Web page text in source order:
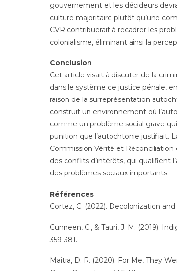
gouvernement et les décideurs
culture majoritaire plutôt qu’une
CVR contribuerait à recadrer les
colonialisme, éliminant ainsi la
Conclusion
Cet article visait à discuter de la
dans le système de justice pénale,
raison de la surreprésentation
construit un environnement où
comme un problème social grave
punition que l’autochtonie justifiait.
Commission Vérité et
des conflits d’intérêts, qui
des problèmes sociaux importants.
Références
Cortez, C. (2022). Decolonization
Cunneen, C., & Tauri, J. M. (2019).
359-381.
Maitra, D. R. (2020). For Me, They